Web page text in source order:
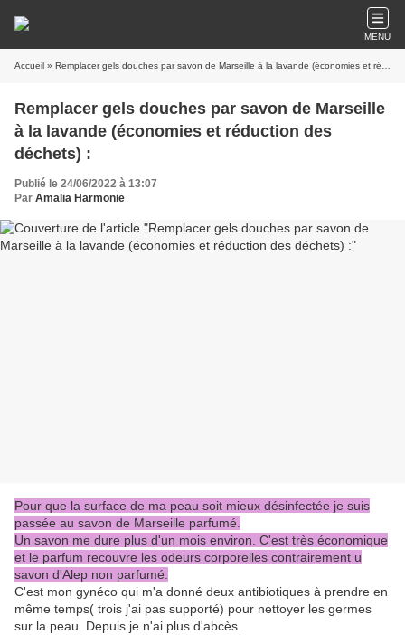
MENU
Accueil » Remplacer gels douches par savon de Marseille à la lavande (économies et réduction des déchets) :
Remplacer gels douches par savon de Marseille
à la lavande (économies et réduction des
déchets) :
Publié le 24/06/2022 à 13:07
Par Amalia Harmonie
Pour que la surface de ma peau soit mieux désinfectée je suis
passée au savon de Marseille parfumé.
Un savon me dure plus d'un mois environ. C'est très économique
et le parfum recouvre les odeurs corporelles contrairement u
savon d'Alep non parfumé.
C'est mon gynéco qui m'a donné deux antibiotiques à prendre en
même temps( trois j'ai pas supporté) pour nettoyer les germes
sur la peau. Depuis je n'ai plus d'abcès.